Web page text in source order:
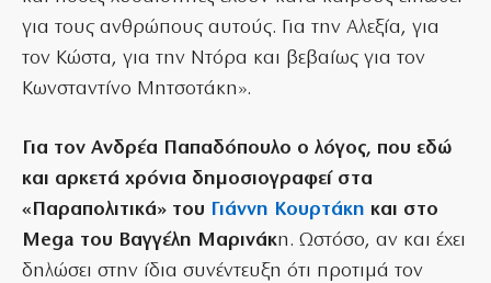
για τους ανθρώπους αυτούς. Για την Αλεξία, για
τον Κώστα, για την Ντόρα και βεβαίως για τον
Κωνσταντίνο Μητσοτάκη».
Για τον Ανδρέα Παπαδόπουλο ο λόγος, που εδώ
και αρκετά χρόνια δημοσιογραφεί στα
«Παραπολιτικά» του Γιάννη Κουρτάκη και στο
Mega του Βαγγέλη Μαρινάκη. Ωστόσο, αν και έχει
δηλώσει στην ίδια συνέντευξη ότι προτιμά τον